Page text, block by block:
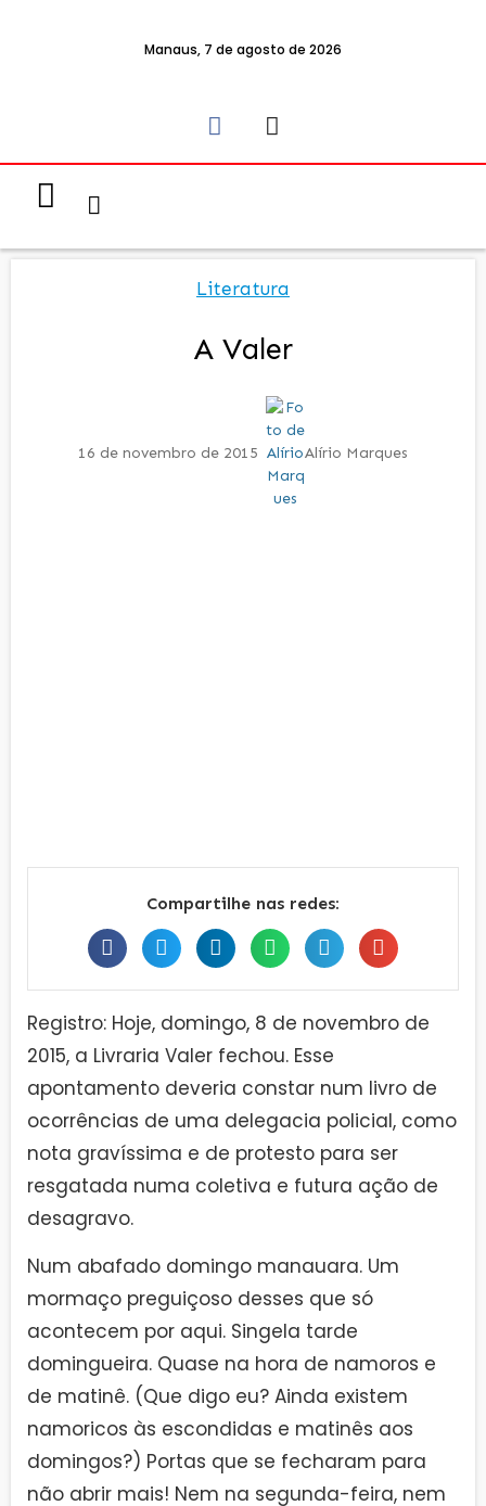
Manaus, 7 de agosto de 2026
Literatura
A Valer
16 de novembro de 2015 Alírio Marques
Compartilhe nas redes:
Registro: Hoje, domingo, 8 de novembro de
2015, a Livraria Valer fechou. Esse
apontamento deveria constar num livro de
ocorrências de uma delegacia policial, como
nota gravíssima e de protesto para ser
resgatada numa coletiva e futura ação de
desagravo.
Num abafado domingo manauara. Um
mormaço preguiçoso desses que só
acontecem por aqui. Singela tarde
domingueira. Quase na hora de namoros e
de matinê. (Que digo eu? Ainda existem
namoricos às escondidas e matinês aos
domingos?) Portas que se fecharam para
não abrir mais! Nem na segunda-feira, nem